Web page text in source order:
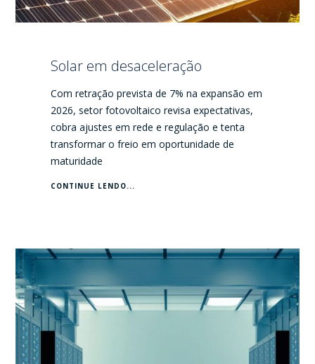
Solar em desaceleração
Com retração prevista de 7% na expansão em
2026, setor fotovoltaico revisa expectativas,
cobra ajustes em rede e regulação e tenta
transformar o freio em oportunidade de
maturidade
CONTINUE LENDO...